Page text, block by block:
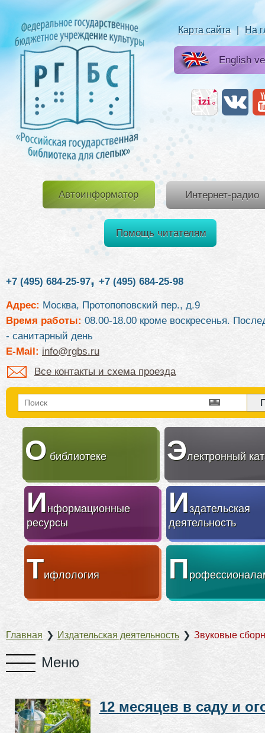
Карта сайта | На
English
Автоинформатор Интернет-радио
Помощь читателям
+7 (495) 684-25-97, +7 (495) 684-25-98
Адрес: Москва, Протопоповский пер., д.9
Время работы: 08.00-18.00 кроме воскресенья.
- санитарный день
E-Mail: info@rgbs.ru
Все контакты и схема проезда
О библиотеке Электронный
Информационные
ресурсы
Издательская
деятельность
Тифлология П
Главная ❯ Издательская деятельность ❯ Звуковые
12 месяцев в саду и